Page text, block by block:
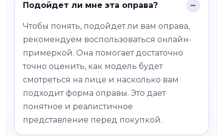
Подойдет ли мне эта оправа?
Чтобы понять, подойдет ли вам оправа,
рекомендуем воспользоваться онлайн-
примеркой. Она помогает достаточно
точно оценить, как модель будет
смотреться на лице и насколько вам
подходит форма оправы. Это дает
понятное и реалистичное
представление перед покупкой.